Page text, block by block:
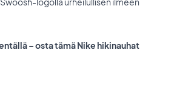
– osta tämä Nike hikinauhat